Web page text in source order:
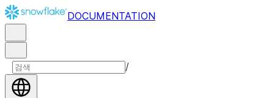
DOCUMENTATION
/